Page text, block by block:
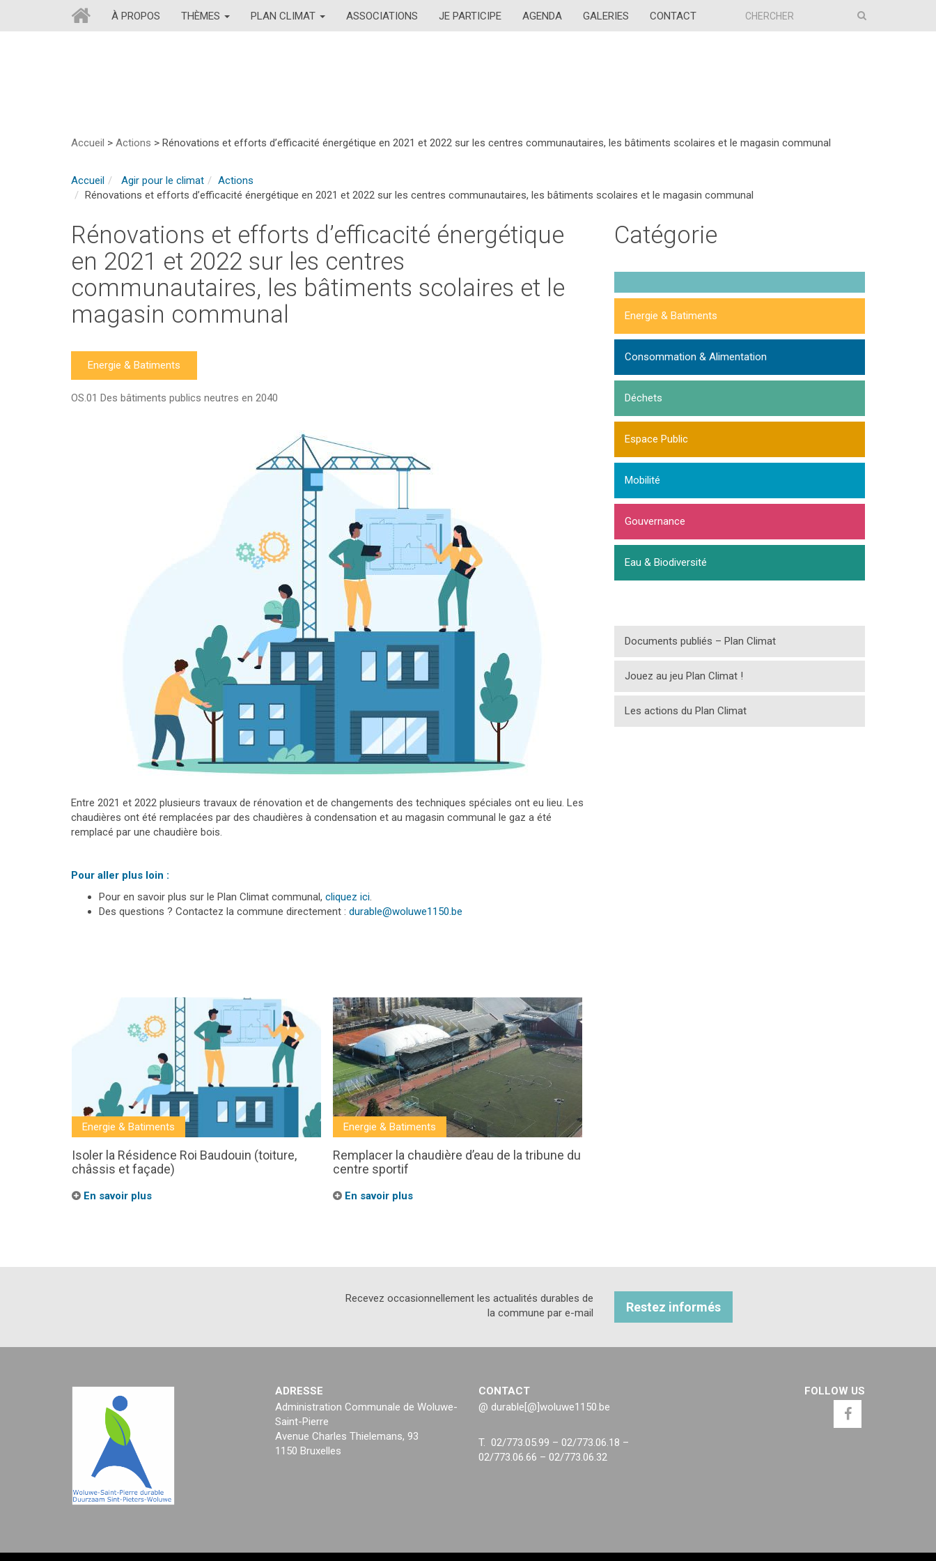
À PROPOS THÈMES PLAN CLIMAT ASSOCIATIONS JE PARTICIPE AGENDA GALERIES CONTACT
Accueil > Actions > Rénovations et efforts d’efficacité énergétique en 2021 et 2022 sur les centres communautaires, les bâtiments scolaires et le magasin communal
Accueil Agir pour le climat
Actions
Rénovations et efforts d’efficacité énergétique en 2021 et 2022 sur les centres communautaires, les bâtiments scolaires et le magasin communal
Rénovations et efforts d’efficacité énergétique
en 2021 et 2022 sur les centres
communautaires, les bâtiments scolaires et le
magasin communal
Energie & Batiments
OS.01 Des bâtiments publics neutres en 2040
Entre 2021 et 2022 plusieurs travaux de rénovation et de changements des techniques spéciales ont eu lieu. Les
chaudières ont été remplacées par des chaudières à condensation et au magasin communal le gaz a été
remplacé par une chaudière bois.
Pour aller plus loin :
Pour en savoir plus sur le Plan Climat communal, cliquez ici.
Des questions ? Contactez la commune directement : durable@woluwe1150.be
Energie & Batiments
Isoler la Résidence Roi Baudouin (toiture,
châssis et façade)
En savoir plus
Energie & Batiments
Remplacer la chaudière d’eau de la tribune du
centre sportif
En savoir plus
Catégorie
Energie & Batiments
Consommation & Alimentation
Déchets
Espace Public
Mobilité
Gouvernance
Eau & Biodiversité
Documents publiés – Plan Climat
Jouez au jeu Plan Climat !
Les actions du Plan Climat
Recevez occasionnellement les actualités durables de
la commune par e-mail
Restez informés
ADRESSE
Administration Communale de Woluwe-
Saint-Pierre
Avenue Charles Thielemans, 93
1150 Bruxelles
CONTACT
@ durable[@]woluwe1150.be
T. 02/773.05.99 – 02/773.06.18 –
02/773.06.66 – 02/773.06.32
FOLLOW US